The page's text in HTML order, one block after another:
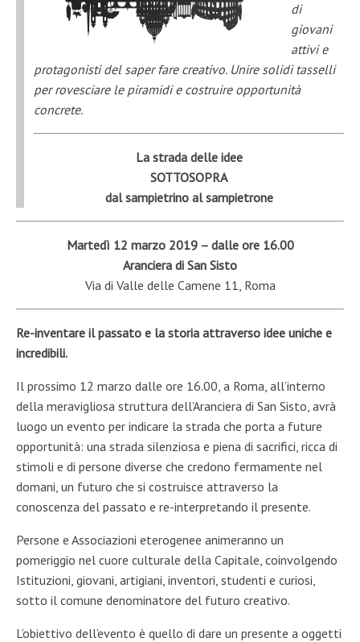
di
giovani
attivi e
protagonisti del saper fare creativo. Unire solidi tasselli
per rovesciare le piramidi e costruire opportunità
concrete.
La strada delle idee
SOTTOSOPRA
dal sampietrino al sampietrone
Martedì 12 marzo 2019 – dalle ore 16.00
Aranciera di San Sisto
Via di Valle delle Camene 11, Roma
Re-inventare il passato e la storia attraverso idee uniche e
incredibili.
Il prossimo 12 marzo dalle ore 16.00, a Roma, all’interno
della meravigliosa struttura dell’Aranciera di San Sisto, avrà
luogo un evento per indicare la strada che porta a future
opportunità: una strada silenziosa e piena di sacrifici, ricca di
stimoli e di persone diverse che credono fermamente nel
domani, un futuro che si costruisce attraverso la
conoscenza del passato e re-interpretando il presente.
Persone e Associazioni eterogenee animeranno un
pomeriggio nel cuore culturale della Capitale, coinvolgendo
Istituzioni, giovani, artigiani, inventori, studenti e curiosi,
sotto il comune denominatore del futuro creativo.
L’obiettivo dell’evento è quello di dare un presente a oggetti